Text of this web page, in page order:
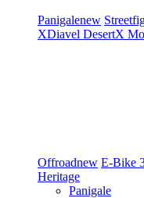
Panigalenew
XDiavel DesertX
Offroadnew E-Bike
Heritage
Panigale